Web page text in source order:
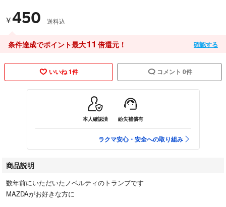
¥450 送料込
条件達成でポイント最大11 倍還元！ 確認する
いいね 1件 コメント 0件
本人確認済 紛失補償有
ラクマ安心・安全への取り組み
商品説明
数年前にいただいたノベルティのトランプです
MAZDAがお好きな方に